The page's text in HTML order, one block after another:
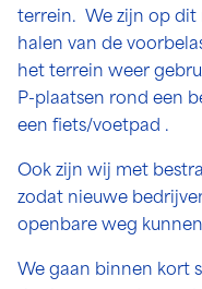
terrein. We zijn op dit
halen van de
het terrein weer
P-plaatsen rond een
een fiets/voetpad .
Ook zijn wij met
zodat nieuwe
openbare weg
We gaan binnen kort